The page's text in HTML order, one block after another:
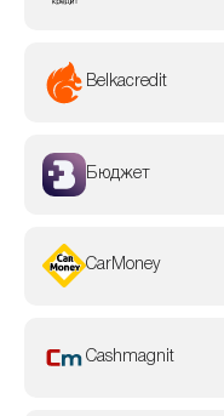
Belkacredit
Бюджет
CarMoney
Cashmagnit